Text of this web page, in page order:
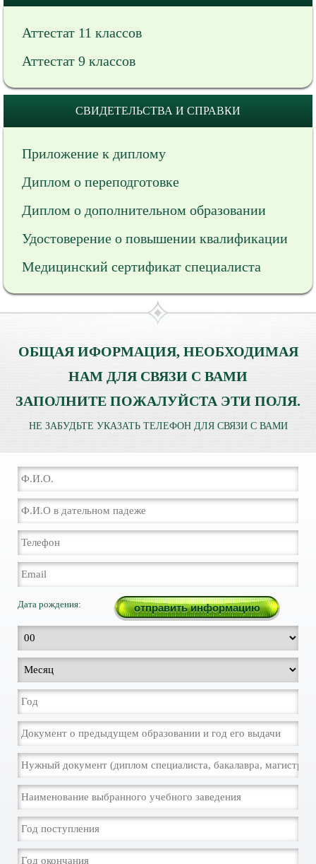
Аттестат 11 классов
Аттестат 9 классов
СВИДЕТЕЛЬСТВА И СПРАВКИ
Приложение к диплому
Диплом о переподготовке
Диплом о дополнительном образовании
Удостоверение о повышении квалификации
Медицинский сертификат специалиста
ОБЩАЯ ИФОРМАЦИЯ, НЕОБХОДИМАЯ
НАМ ДЛЯ СВЯЗИ С ВАМИ
ЗАПОЛНИТЕ ПОЖАЛУЙСТА ЭТИ ПОЛЯ.
НЕ ЗАБУДЬТЕ УКАЗАТЬ ТЕЛЕФОН ДЛЯ СВЯЗИ С ВАМИ
Дата рождения: